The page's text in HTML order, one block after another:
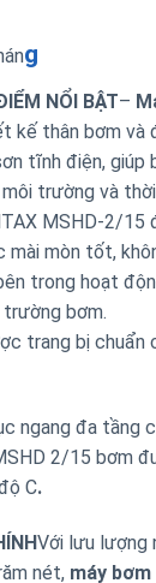
g
NỔI BẬT–
kế thân bơm và
tĩnh điện, giúp
trường và
MSHD-2/15
mài mòn tốt,
trong hoạt
bơm.
trang bị chuẩn
ngang đa tầng
2/15 bơm
C.
Với lưu lượng
nét, máy